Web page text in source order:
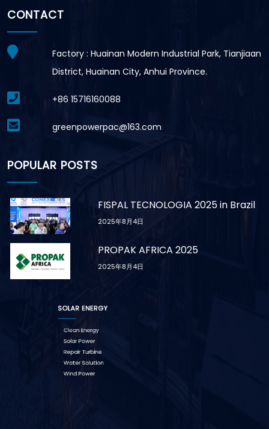
CONTACT
Factory : Huainan Modern Industrial Park, Tianjiaan
District, Huainan City, Anhui Province.
+86 15716160088
greenpowerpac@163.com
POPULAR POSTS
FISPAL TECNOLOGIA 2025 in Brazil
2025年8月4日
PROPAK AFRICA 2025
2025年8月4日
SOLAR ENERGY
Clean Energy
Solar Power
Repair Turbine
Water Solution